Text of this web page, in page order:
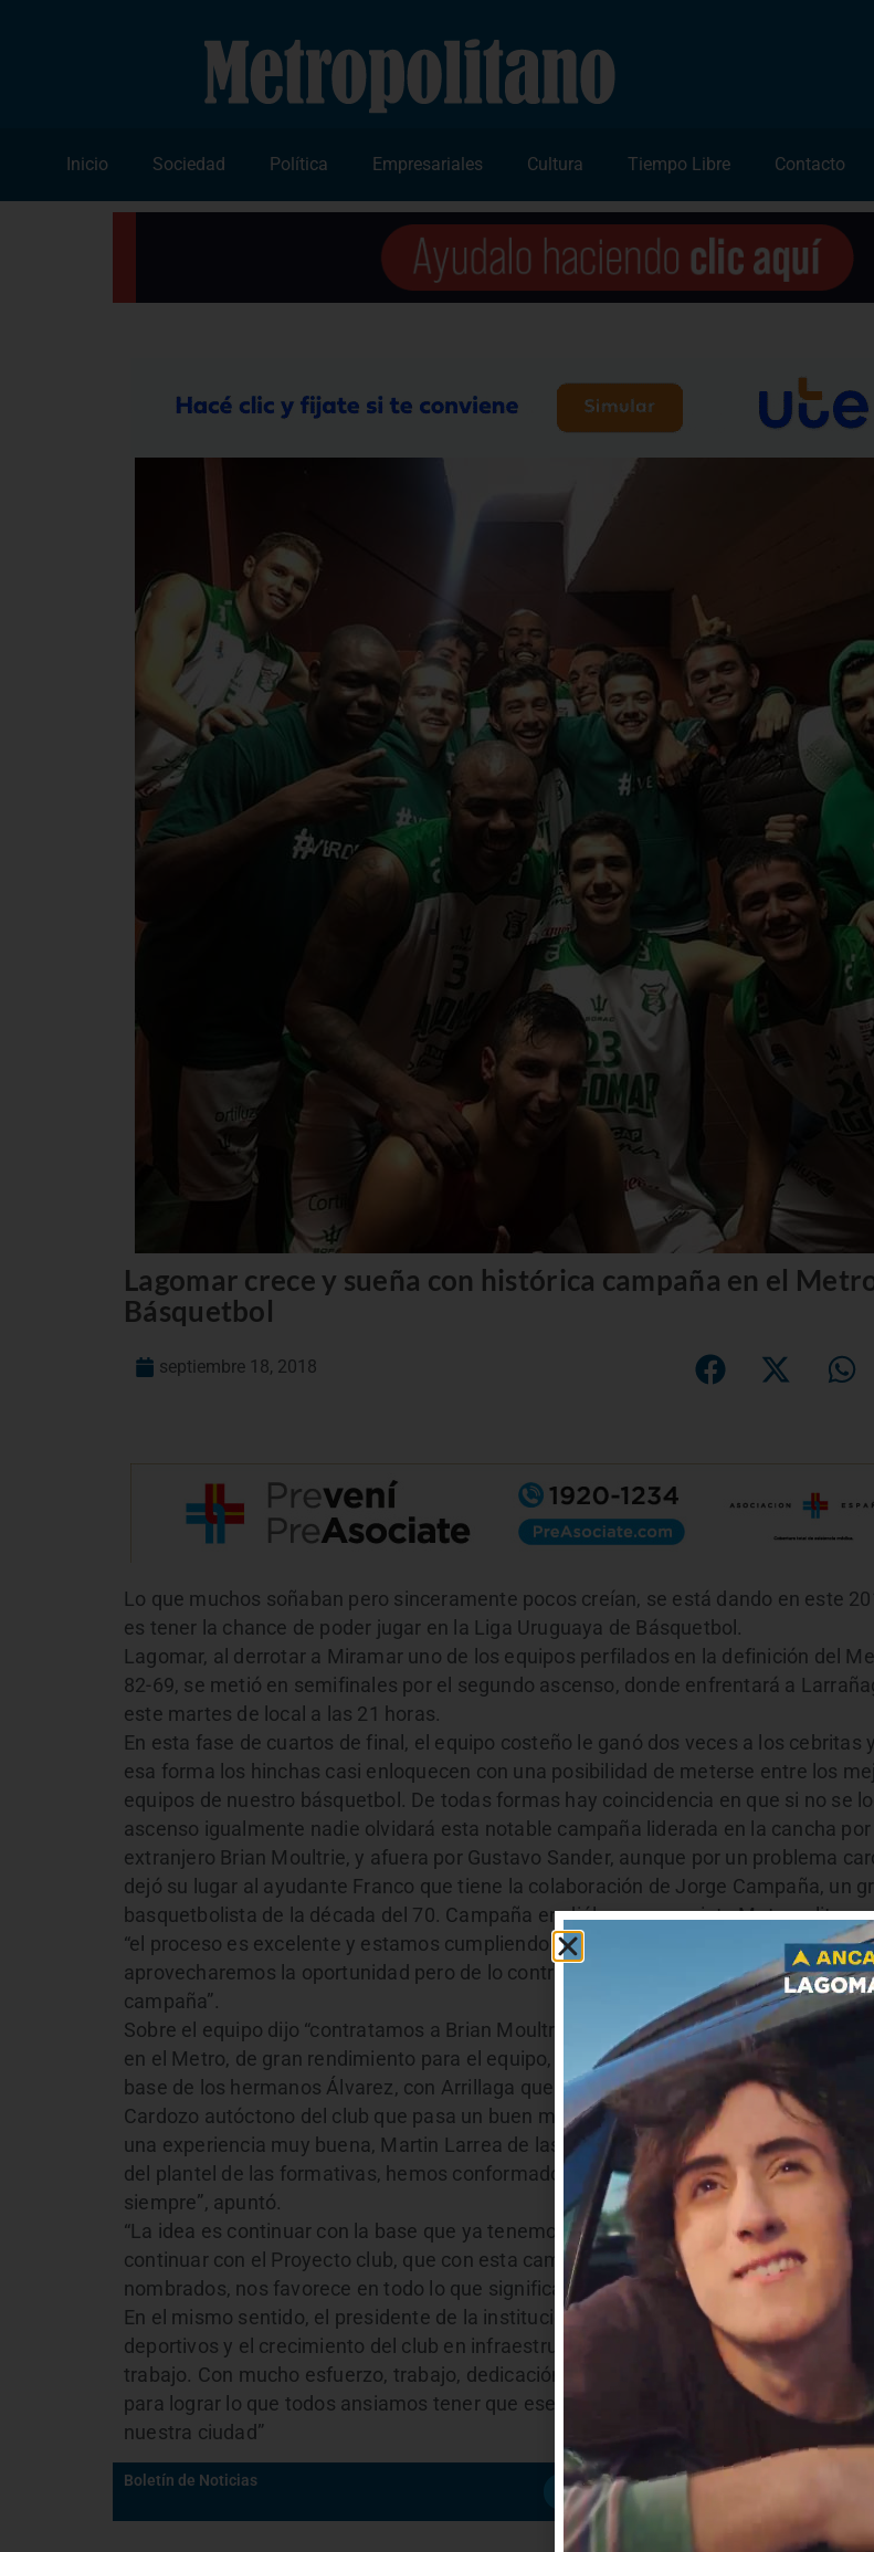
Inicio Sociedad Política Empresariales Cultura Tiempo Libre Contacto
Lagomar crece y sueña con histórica campaña en el
Básquetbol
septiembre 18, 2018
Lo que muchos soñaban pero sinceramente pocos creían, se está dando en este
es tener la chance de poder jugar en la Liga Uruguaya de Básquetbol.
Lagomar, al derrotar a Miramar uno de los equipos perfilados en la definición del
82-69, se metió en semifinales por el segundo ascenso, donde enfrentará a
este martes de local a las 21 horas.
En esta fase de cuartos de final, el equipo costeño le ganó dos veces a los cebritas
esa forma los hinchas casi enloquecen con una posibilidad de meterse entre los
equipos de nuestro básquetbol. De todas formas hay coincidencia en que si no se
ascenso igualmente nadie olvidará esta notable campaña liderada en la cancha por
extranjero Brian Moultrie, y afuera por Gustavo Sander, aunque por un problema
dejó su lugar al ayudante Franco que tiene la colaboración de Jorge Campaña, un
basquetbolista de la década del 70. Campaña en diálogo con revista Metropolitano
“el proceso es excelente y estamos cumpliendo con creces” o sea que “si nos toca
aprovecharemos la oportunidad pero de lo contrario, no empañaremos esta notable
campaña”.
Sobre el equipo dijo “contratamos a Brian Moultrie, casi con seguridad el mejor
en el Metro, de gran rendimiento para el equipo, es muy buen jugador de equipo. Y
base de los hermanos Álvarez, con Arrillaga que vino de Biguá y ha cumplido, con
Cardozo autóctono del club que pasa un buen momento, con Gonzalo Álvarez que
una experiencia muy buena, Martin Larrea de las categorías menores del club más
del plantel de las formativas, hemos conformado un gran grupo y un equipo que dio
siempre”, apuntó.
“La idea es continuar con la base que ya tenemos, pero reitero, lo que se ha hecho es
continuar con el Proyecto club, que con esta campaña nos da un lugar en el
nombrados, nos favorece en todo lo que significa el crecimiento del club”, dijo
En el mismo sentido, el presidente de la institución Daniel López dijo que “los
deportivos y el crecimiento del club en infraestructura, van de la mano en nuestro
trabajo. Con mucho esfuerzo, trabajo, dedicación de mucha gente, seguimos
para lograr lo que todos ansiamos tener que eses un gran club con un fuerte
nuestra ciudad”
Boletín de Noticias
Suscribirme